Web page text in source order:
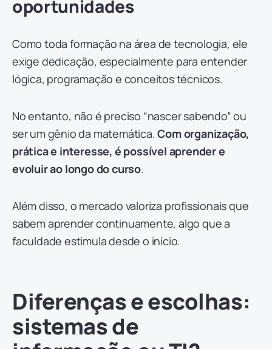
oportunidades
Como toda formação na área de tecnologia, ele
exige dedicação, especialmente para entender
lógica, programação e conceitos técnicos.
No entanto, não é preciso “nascer sabendo” ou
ser um gênio da matemática.Com organização,
prática e interesse, é possível aprender e
evoluir ao longo do curso.
Além disso, o mercado valoriza profissionais que
sabem aprender continuamente, algo que a
faculdade estimula desde o início.
Diferenças e escolhas:
sistemas de